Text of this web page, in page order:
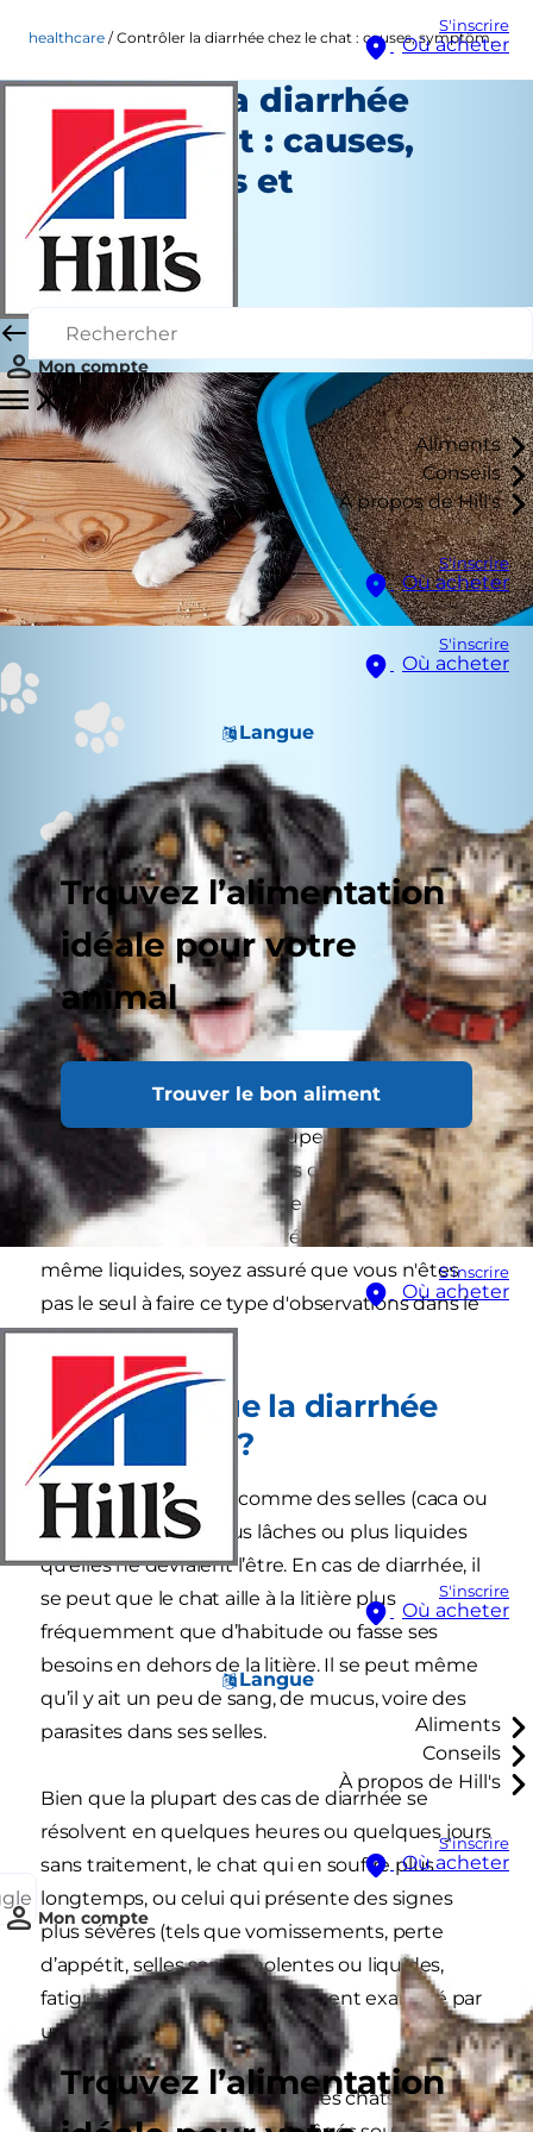
S'inscrire
Où acheter
Mon compte
Aliments
Conseils
À propos de Hill's
S'inscrire
Où acheter
S'inscrire
Où acheter
Langue
Trouvez l’alimentation
idéale pour votre
animal
Trouver le bon aliment
S'inscrire
Où acheter
S'inscrire
Où acheter
Langue
Aliments
Conseils
À propos de Hill's
S'inscrire
Où acheter
Mon compte
Trouvez l’alimentation
healthcare Contrôler la diarrhée chez le chat : causes, symptômes et traitement
Contrôler la diarrhée
chez le chat : causes,
symptômes et
traitement
Soins de santé
Dr Patty Khuly
16 janvier 2026
En nettoyant la litière de votre chat, vous avez
remarqué qu’il avait la diarrhée ces derniers
temps et cela vous préoccupe. Chaque année,
des millions de propriétaires de chats
connaissent ce trouble. Que les selles de votre
chat soient molles, décolorées, sanglantes ou
même liquides, soyez assuré que vous n'êtes
pas le seul à faire ce type d'observations dans le
bac à litière.
Qu’est-ce que la diarrhée
chez le chat ?
La diarrhée se définit comme des selles (caca ou
fèces) plus molles, plus lâches ou plus liquides
qu’elles ne devraient l’être. En cas de diarrhée, il
se peut que le chat aille à la litière plus
fréquemment que d’habitude ou fasse ses
besoins en dehors de la litière. Il se peut même
qu’il y ait un peu de sang, de mucus, voire des
parasites dans ses selles.
Bien que la plupart des cas de diarrhée se
résolvent en quelques heures ou quelques jours
sans traitement, le chat qui en souffre plus
longtemps, ou celui qui présente des signes
plus sévères (tels que vomissements, perte
d’appétit, selles sanguinolentes ou liquides,
fatigue), doit être immédiatement examiné par
un vétérinaire.
Il est important de noter que les chats de petite